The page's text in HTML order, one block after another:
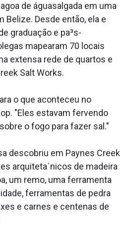
de águasalgada em uma
Belize. Desde então, ela e
graduação e pa³s-
mapearam 70 locais
extensa rede de quartos e
Salt Works.
o que aconteceu no
"Eles estavam fervendo
o fogo para fazer sal."
descobriu em Paynes Creek
arquiteta´nicos de madeira
um remo, uma ferramenta
ferramentas de pedra
e carnes e centenas de